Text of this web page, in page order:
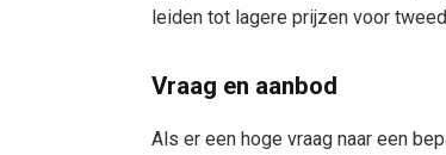
leiden tot lagere prijzen voor
Vraag en aanbod
Als er een hoge vraag naar een